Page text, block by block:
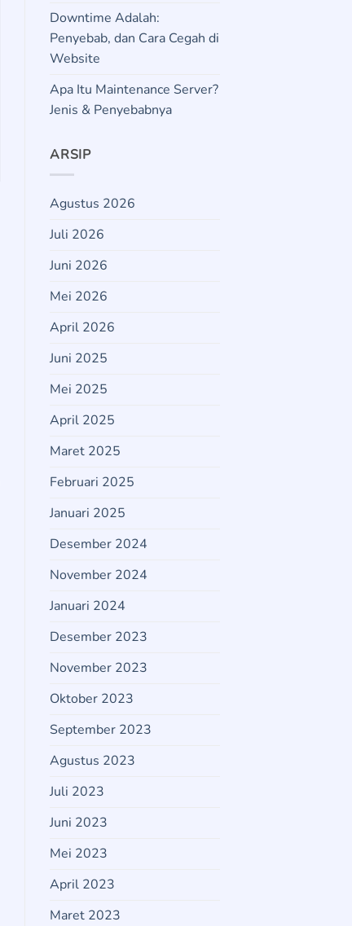
Downtime Adalah:
Penyebab, dan Cara Cegah di
Website
Apa Itu Maintenance Server?
Jenis & Penyebabnya
ARSIP
Agustus 2026
Juli 2026
Juni 2026
Mei 2026
April 2026
Juni 2025
Mei 2025
April 2025
Maret 2025
Februari 2025
Januari 2025
Desember 2024
November 2024
Januari 2024
Desember 2023
November 2023
Oktober 2023
September 2023
Agustus 2023
Juli 2023
Juni 2023
Mei 2023
April 2023
Maret 2023